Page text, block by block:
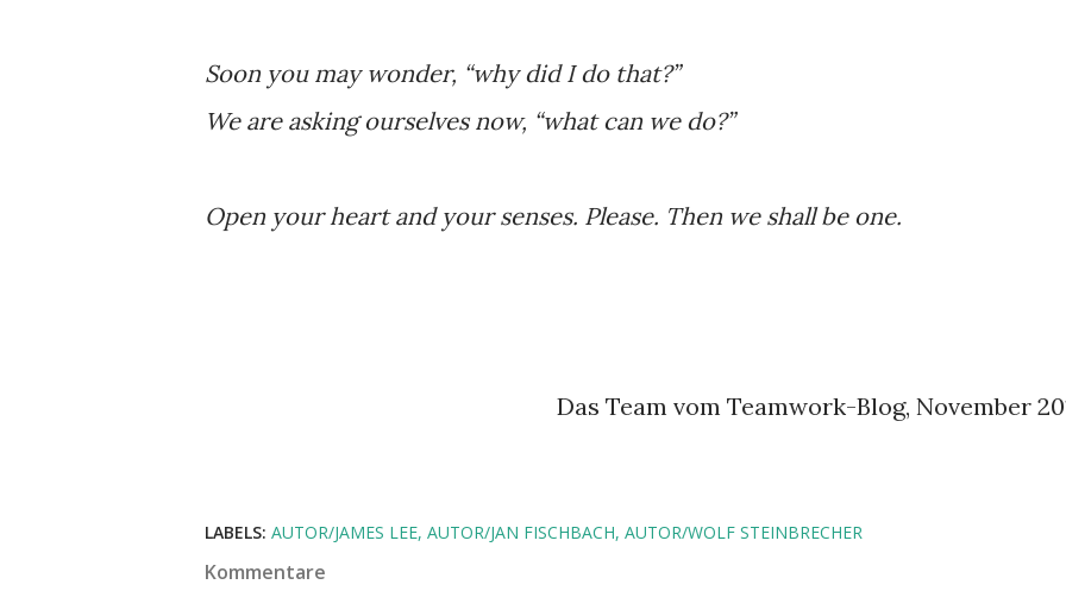
Soon you may wonder, “why did I do that?”
We are asking ourselves now, “what can we do?”
Open your heart and your senses. Please. Then we shall be one.
Das Team vom Teamwork-Blog, November
LABELS: AUTOR/JAMES LEE AUTOR/JAN FISCHBACH AUTOR/WOLF STEINBRECHER
Kommentare